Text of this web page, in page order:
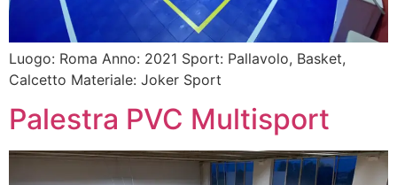
Luogo: Roma Anno: 2021 Sport: Pallavolo, Basket,
Calcetto Materiale: Joker Sport
Palestra PVC Multisport